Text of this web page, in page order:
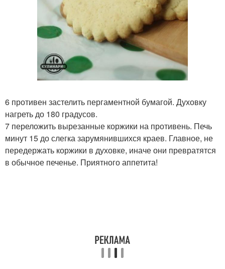
6 противен застелить пергаментной бумагой. Духовку
нагреть до 180 градусов.
7 переложить вырезанные коржики на противень. Печь
минут 15 до слегка зарумянившихся краев. Главное, не
передержать коржики в духовке, иначе они превратятся
в обычное печенье. Приятного аппетита!